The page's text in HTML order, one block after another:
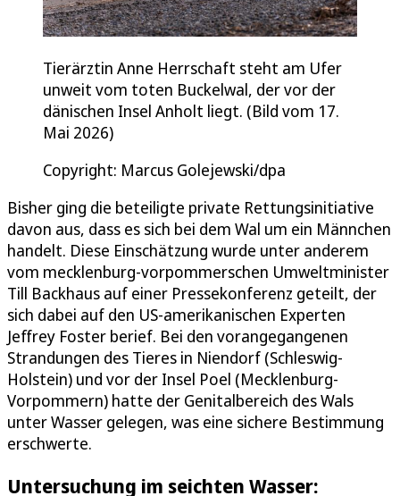
Tierärztin Anne Herrschaft steht am Ufer
unweit vom toten Buckelwal, der vor der
dänischen Insel Anholt liegt. (Bild vom 17.
Mai 2026)
Copyright: Marcus Golejewski/dpa
Bisher ging die beteiligte private Rettungsinitiative
davon aus, dass es sich bei dem Wal um ein Männchen
handelt. Diese Einschätzung wurde unter anderem
vom mecklenburg-vorpommerschen Umweltminister
Till Backhaus auf einer Pressekonferenz geteilt, der
sich dabei auf den US-amerikanischen Experten
Jeffrey Foster berief. Bei den vorangegangenen
Strandungen des Tieres in Niendorf (Schleswig-
Holstein) und vor der Insel Poel (Mecklenburg-
Vorpommern) hatte der Genitalbereich des Wals
unter Wasser gelegen, was eine sichere Bestimmung
erschwerte.
Untersuchung im seichten Wasser: